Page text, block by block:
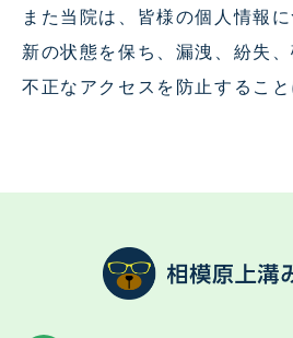
また当院は、皆様の個人情報
新の状態を保ち、漏洩、紛失
不正なアクセスを防止すること